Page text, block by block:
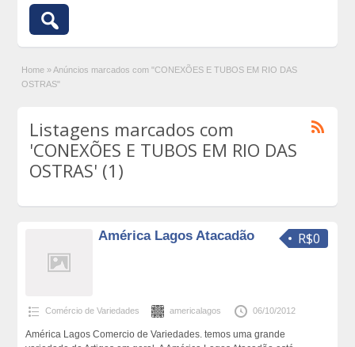
Home » Anúncios marcados com "CONEXÕES E TUBOS EM RIO DAS
OSTRAS"
Listagens marcados com
'CONEXÕES E TUBOS EM RIO DAS
OSTRAS' (1)
R$0
América Lagos Atacadão
Comércio de Variedades americalagos 06/10/2012
América Lagos Comercio de Variedades. temos uma grande